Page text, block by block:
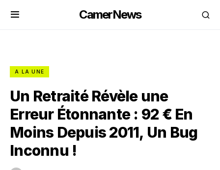
CamerNews
A LA UNE
Un Retraité Révèle une
Erreur Étonnante : 92 € En
Moins Depuis 2011, Un Bug
Inconnu !